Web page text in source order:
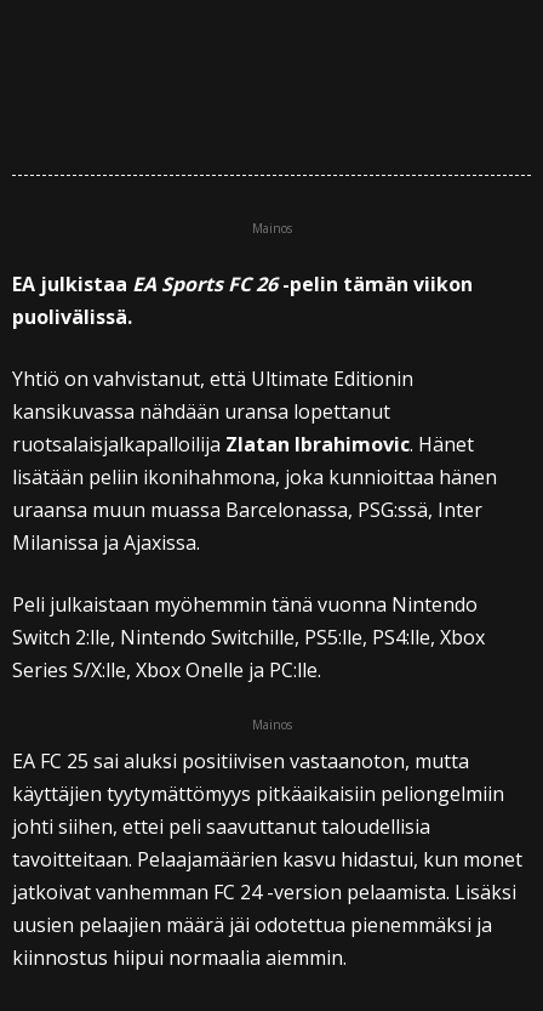
Mainos
EA julkistaa EA Sports FC 26-pelin tämän viikon
puolivälissä.
Yhtiö on vahvistanut, että Ultimate Editionin
kansikuvassa nähdään uransa lopettanut
ruotsalaisjalkapalloilija Zlatan Ibrahimovic. Hänet
lisätään peliin ikonihahmona, joka kunnioittaa hänen
uraansa muun muassa Barcelonassa, PSG:ssä, Inter
Milanissa ja Ajaxissa.
Peli julkaistaan myöhemmin tänä vuonna Nintendo
Switch 2:lle, Nintendo Switchille, PS5:lle, PS4:lle, Xbox
Series S/X:lle, Xbox Onelle ja PC:lle.
Mainos
EA FC 25 sai aluksi positiivisen vastaanoton, mutta
käyttäjien tyytymättömyys pitkäaikaisiin peliongelmiin
johti siihen, ettei peli saavuttanut taloudellisia
tavoitteitaan. Pelaajamäärien kasvu hidastui, kun monet
jatkoivat vanhemman FC 24 -version pelaamista. Lisäksi
uusien pelaajien määrä jäi odotettua pienemmäksi ja
kiinnostus hiipui normaalia aiemmin.